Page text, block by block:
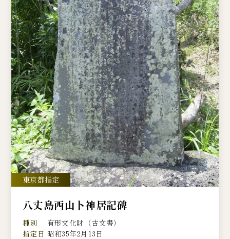
八丈島西山卜神居記碑
種別
有形文化財（古文書）
指定日 昭和35年2月13日